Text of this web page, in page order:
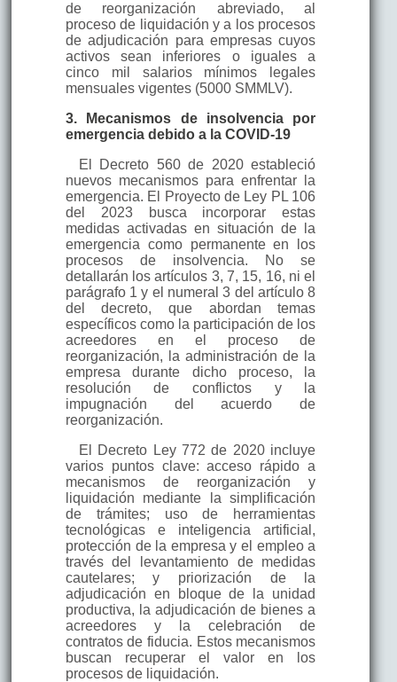
de reorganización abreviado, al
proceso de liquidación y a los procesos
de adjudicación para empresas cuyos
activos sean inferiores o iguales a
cinco mil salarios mínimos legales
mensuales vigentes (5000 SMMLV).
3. Mecanismos de insolvencia por
emergencia debido a la COVID-19
El Decreto 560 de 2020 estableció
nuevos mecanismos para enfrentar la
emergencia. El Proyecto de Ley PL 106
del 2023 busca incorporar estas
medidas activadas en situación de la
emergencia como permanente en los
procesos de insolvencia. No se
detallarán los artículos 3, 7, 15, 16, ni el
parágrafo 1 y el numeral 3 del artículo 8
del decreto, que abordan temas
específicos como la participación de los
acreedores en el proceso de
reorganización, la administración de la
empresa durante dicho proceso, la
resolución de conflictos y la
impugnación del acuerdo de
reorganización.
El Decreto Ley 772 de 2020 incluye
varios puntos clave: acceso rápido a
mecanismos de reorganización y
liquidación mediante la simplificación
de trámites; uso de herramientas
tecnológicas e inteligencia artificial,
protección de la empresa y el empleo a
través del levantamiento de medidas
cautelares; y priorización de la
adjudicación en bloque de la unidad
productiva, la adjudicación de bienes a
acreedores y la celebración de
contratos de fiducia. Estos mecanismos
buscan recuperar el valor en los
procesos de liquidación.